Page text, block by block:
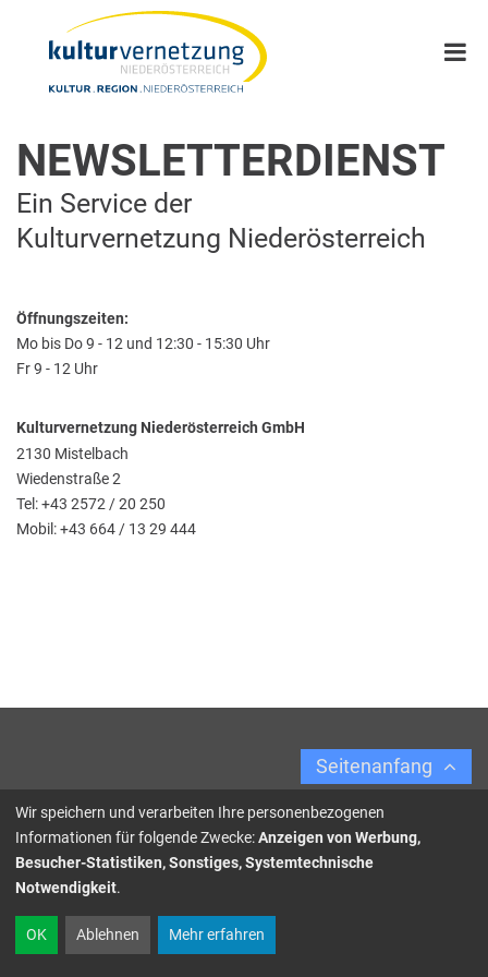
NEWSLETTERDIENST
Ein Service der
Kulturvernetzung Niederösterreich
Öffnungszeiten:
Mo bis Do 9 - 12 und 12:30 - 15:30 Uhr
Fr 9 - 12 Uhr
Kulturvernetzung Niederösterreich GmbH
2130 Mistelbach
Wiedenstraße 2
Tel: +43 2572 / 20 250
Mobil: +43 664 / 13 29 444
Seitenanfang
Wir speichern und verarbeiten Ihre personenbezogenen
Informationen für folgende Zwecke:Anzeigen von Werbung,
Besucher-Statistiken, Sonstiges, Systemtechnische
Notwendigkeit.
OK Ablehnen Mehr erfahren